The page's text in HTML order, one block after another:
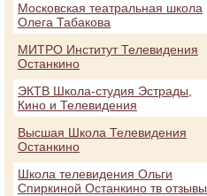
Московская театральная школа
Олега Табакова
МИТРО Институт Телевидения
Останкино
ЭКТВ Школа-студия Эстрады,
Кино и Телевидения
Высшая Школа Телевидения
Останкино
Школа телевидения Ольги
Спиркиной Останкино тв отзывы